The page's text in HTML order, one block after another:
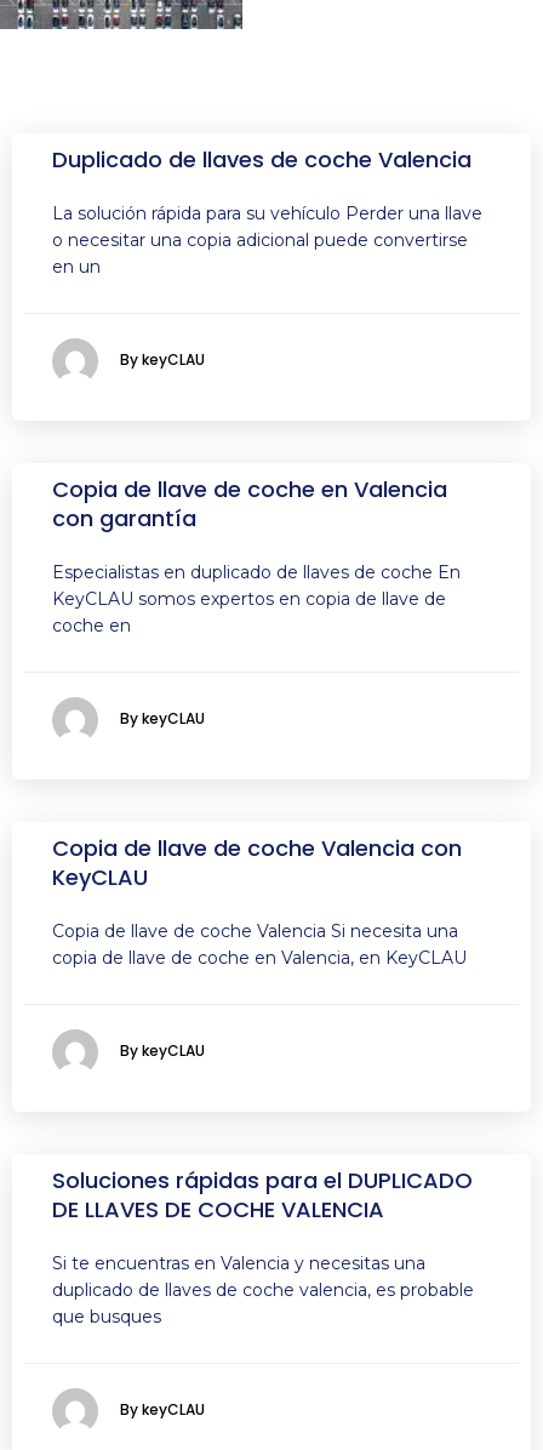
Duplicado de llaves de coche Valencia
La solución rápida para su vehículo Perder una llave
o necesitar una copia adicional puede convertirse
en un
By keyCLAU
Copia de llave de coche en Valencia
con garantía
Especialistas en duplicado de llaves de coche En
KeyCLAU somos expertos en copia de llave de
coche en
By keyCLAU
Copia de llave de coche Valencia con
KeyCLAU
Copia de llave de coche Valencia Si necesita una
copia de llave de coche en Valencia, en KeyCLAU
By keyCLAU
Soluciones rápidas para el DUPLICADO
DE LLAVES DE COCHE VALENCIA
Si te encuentras en Valencia y necesitas una
duplicado de llaves de coche valencia, es probable
que busques
By keyCLAU